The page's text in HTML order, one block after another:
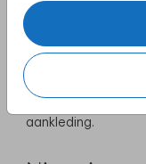
Een
aanpakken als het
hiervoor de vier
Prik een datum en
gasten, regel de
aankleding.